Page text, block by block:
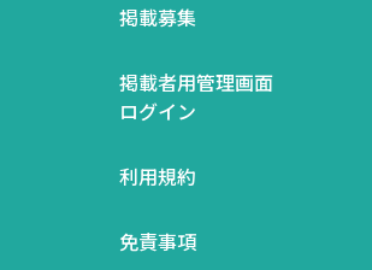
掲載募集
掲載者用管理画面
ログイン
利用規約
免責事項